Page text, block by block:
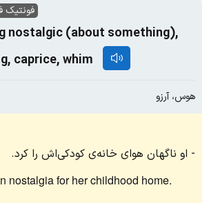
فونتیک
nostalgic (about something),
caprice, whim
هوس، آرزو
او ناگهان هوای خانه‌ی کودکی‌اش را کرد.
nostalgia for her childhood home.